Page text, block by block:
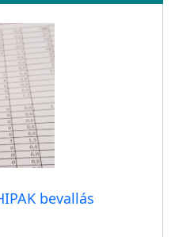
bevallás